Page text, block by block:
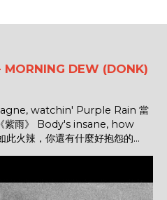
MORNING DEW (DONK)
watchin' Purple Rain 當
紫雨》 Body's insane, how
火辣，你還有什麼好抱怨的...